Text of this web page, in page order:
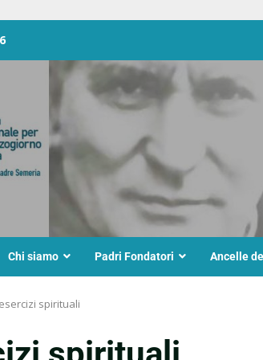
Chi siamo Padri Fondatori Ancelle
esercizi spirituali